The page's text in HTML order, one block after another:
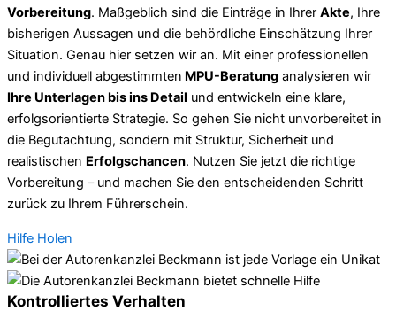
Vorbereitung. Maßgeblich sind die Einträge in Ihrer Akte, Ihre
bisherigen Aussagen und die behördliche Einschätzung Ihrer
Situation. Genau hier setzen wir an. Mit einer professionellen
und individuell abgestimmten MPU-Beratung analysieren wir
Ihre Unterlagen bis ins Detail und entwickeln eine klare,
erfolgsorientierte Strategie. So gehen Sie nicht unvorbereitet in
die Begutachtung, sondern mit Struktur, Sicherheit und
realistischen Erfolgschancen. Nutzen Sie jetzt die richtige
Vorbereitung – und machen Sie den entscheidenden Schritt
zurück zu Ihrem Führerschein.
Hilfe Holen
Kontrolliertes Verhalten